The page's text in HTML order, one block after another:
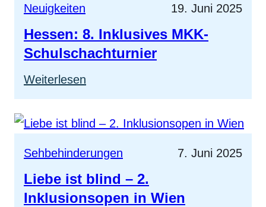
mehr
Inklusion
Neuigkeiten 19. Juni 2025
Hessen: 8. Inklusives MKK-
Schulschachturnier
Weiterlesen
Hessen:
8.
MKK-
Schulschachturnier
Sehbehinderungen 7. Juni 2025
Liebe ist blind – 2.
Inklusionsopen in Wien